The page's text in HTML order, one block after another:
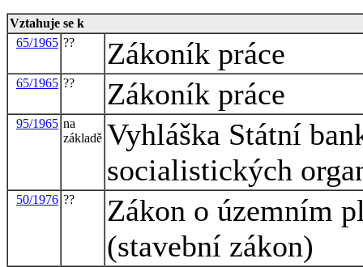
Vztahuje se k
65/1965 ?? Zákoník práce
65/1965 ?? Zákoník práce
95/1965 na
základě Vyhláška Státní
socialistických
50/1976 ??
Zákon o územním
(stavební zákon)